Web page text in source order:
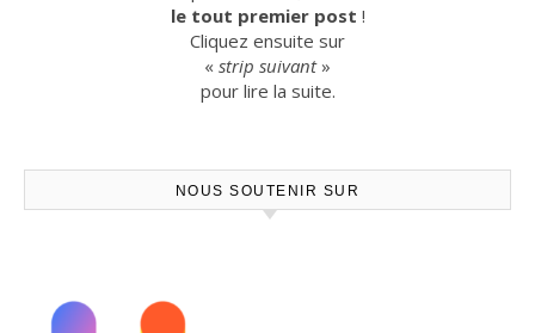
le tout premier post !
Cliquez ensuite sur
« strip suivant»
pour lire la suite.
NOUS SOUTENIR SUR